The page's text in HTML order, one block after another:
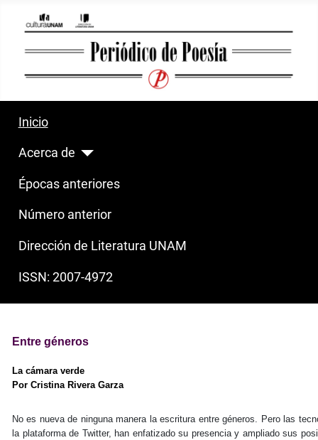
Inicio
Acerca de
Épocas anteriores
Número anterior
Dirección de Literatura UNAM
ISSN: 2007-4972
Entre géneros
La cámara verde
Por Cristina Rivera Garza
No es nueva de ninguna manera la escritura entre géneros. Pero las
la plataforma de Twitter, han enfatizado su presencia y ampliado sus